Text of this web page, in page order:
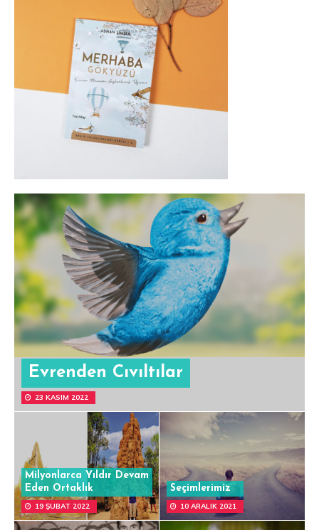
Evrenden Cıvıltılar
23 KASIM 2022
Milyonlarca Yıldır Devam
Eden Ortaklık
19 ŞUBAT 2022
Seçimlerimiz
10 ARALIK 2021